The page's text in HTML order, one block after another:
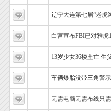
辽宁大连第七届“老虎
白宫宣布FBI已对雅虎
13岁少女36楼坠亡 生
车辆爆胎没带三角警
无需电脑无需布线只